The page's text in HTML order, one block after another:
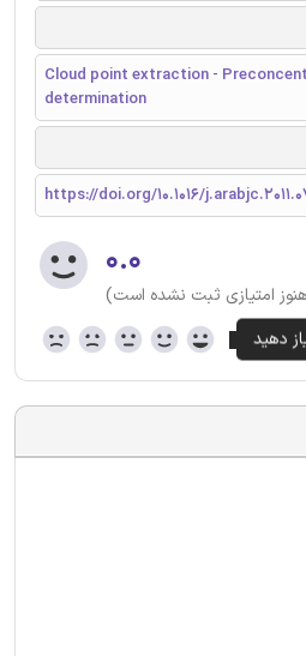
Cloud point extraction -
determination
https://doi.org/10.1016/
۰.۰
امتیازی ثبت نشده است)